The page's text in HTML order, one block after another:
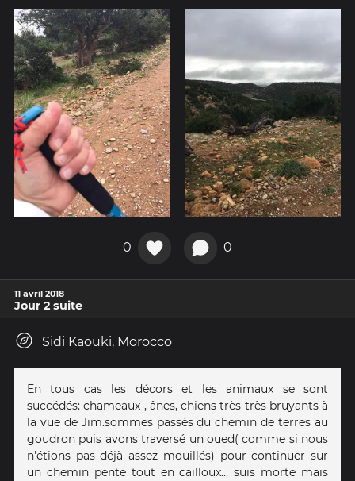
0 0
11 avril 2018
Jour 2 suite
Sidi Kaouki, Morocco
En tous cas les décors et les animaux se sont
succédés: chameaux , ânes, chiens très très bruyants à
la vue de Jim.sommes passés du chemin de terres au
goudron puis avons traversé un oued( comme si nous
n'étions pas déjà assez mouillés) pour continuer sur
un chemin pente tout en cailloux... suis morte mais